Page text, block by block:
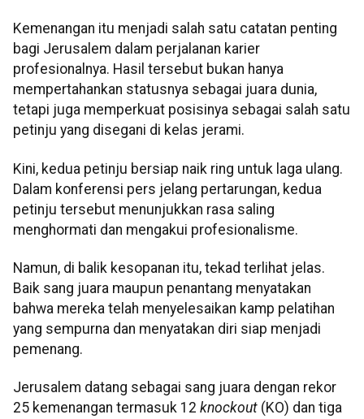
Kemenangan itu menjadi salah satu catatan penting
bagi Jerusalem dalam perjalanan karier
profesionalnya. Hasil tersebut bukan hanya
mempertahankan statusnya sebagai juara dunia,
tetapi juga memperkuat posisinya sebagai salah satu
petinju yang disegani di kelas jerami.
Kini, kedua petinju bersiap naik ring untuk laga ulang.
Dalam konferensi pers jelang pertarungan, kedua
petinju tersebut menunjukkan rasa saling
menghormati dan mengakui profesionalisme.
Namun, di balik kesopanan itu, tekad terlihat jelas.
Baik sang juara maupun penantang menyatakan
bahwa mereka telah menyelesaikan kamp pelatihan
yang sempurna dan menyatakan diri siap menjadi
pemenang.
Jerusalem datang sebagai sang juara dengan rekor
25 kemenangan termasuk 12 knockout (KO) dan tiga